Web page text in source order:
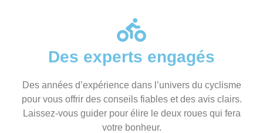
Des experts engagés
Des années d’expérience dans l’univers du cyclisme
pour vous offrir des conseils fiables et des avis clairs.
Laissez-vous guider pour élire le deux roues qui fera
votre bonheur.